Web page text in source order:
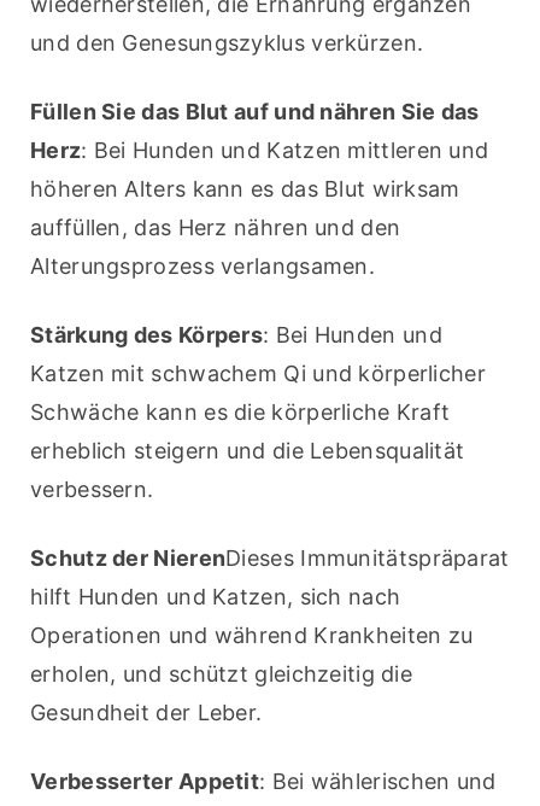
und den Genesungszyklus verkürzen.
Füllen Sie das Blut auf und nähren Sie das
Herz: Bei Hunden und Katzen mittleren und
höheren Alters kann es das Blut wirksam
auffüllen, das Herz nähren und den
Alterungsprozess verlangsamen.
Stärkung des Körpers: Bei Hunden und
Katzen mit schwachem Qi und körperlicher
Schwäche kann es die körperliche Kraft
erheblich steigern und die Lebensqualität
verbessern.
Schutz der NierenDieses Immunitätspräparat
hilft Hunden und Katzen, sich nach
Operationen und während Krankheiten zu
erholen, und schützt gleichzeitig die
Gesundheit der Leber.
Verbesserter Appetit: Bei wählerischen und